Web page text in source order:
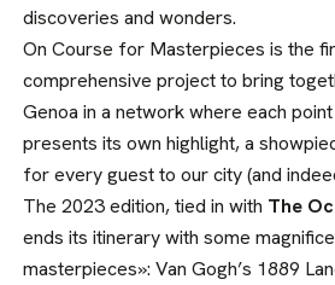
discoveries and wonders.
On Course for Masterpieces is the
comprehensive project to bring
Genoa in a network where each
presents its own highlight, a
for every guest to our city (and
The 2023 edition, tied in with The
ends its itinerary with some
masterpieces»: Van Gogh’s 1889